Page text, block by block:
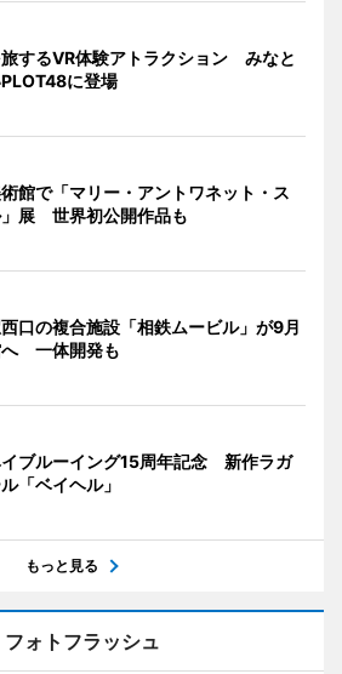
するVR体験アトラクション みなと
に登場
館で「マリー・アントワネット・ス
」展 世界初公開作品も
口の複合施設「相鉄ムービル」が9月
へ 一体開発も
ブルーイング15周年記念 新作ラガ
「ベイヘル」
もっと見る
フォトフラッシュ